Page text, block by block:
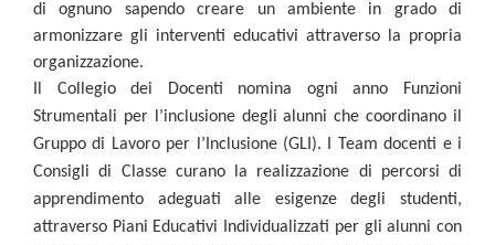
di ognuno sapendo creare un ambiente in grado di
armonizzare gli interventi educativi attraverso la propria
organizzazione.
Il Collegio dei Docenti nomina ogni anno Funzioni
Strumentali per l’inclusione degli alunni che coordinano il
Gruppo di Lavoro per l’Inclusione (GLI).
I Team docenti e i
Consigli di Classe curano la realizzazione di percorsi di
apprendimento adeguati alle esigenze degli studenti,
attraverso Piani Educativi Individualizzati per gli alunni con